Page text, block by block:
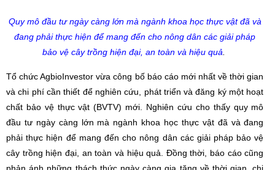
Quy mô đầu tư ngày càng lớn mà ngành khoa học thực vật đã và
đang phải thực hiện để mang đến cho nông dân các giải pháp
bảo vệ cây trồng hiện đại, an toàn và hiệu quả
Tổ chức AgbioInvestor vừa công bố báo cáo mới nhất về thời gian
và chi phí cần thiết để nghiên cứu, phát triển và đăng ký một hoạt
chất bảo vệ thực vật (BVTV) mới. Nghiên cứu cho thấy quy mô
đầu tư ngày càng lớn mà ngành khoa học thực vật đã và đang
phải thực hiện để mang đến cho nông dân các giải pháp bảo vệ
cây trồng hiện đại, an toàn và hiệu quả. Đồng thời, báo cáo cũng